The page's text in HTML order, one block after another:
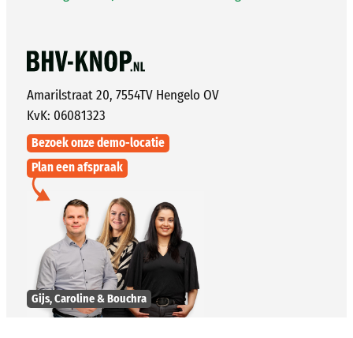
Amarilstraat 20, 7554TV Hengelo OV
KvK: 06081323
Bezoek onze demo-locatie
Plan een afspraak
Gijs, Caroline & Bouchra